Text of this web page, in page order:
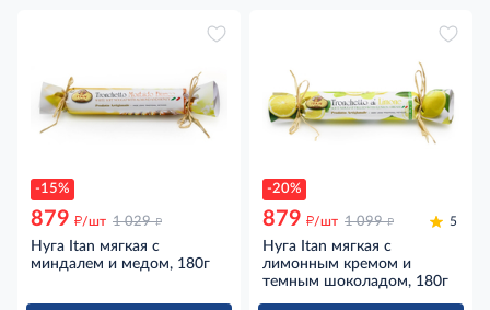
-15%
879 д/шт 1 029 д
Нуга Itan мягкая с
миндалем и медом, 180г
-20%
879 д/шт 1 099 д 5
Нуга Itan мягкая с
лимонным кремом и
темным шоколадом, 180г